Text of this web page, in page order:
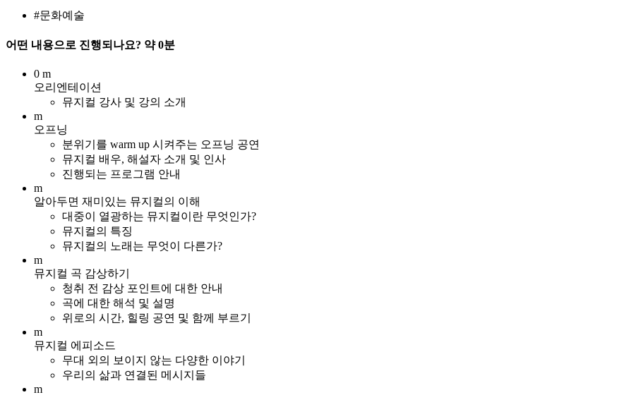
#문화예술
어떤 내용으로 진행되나요? 약 0분
0 m
오리엔테이션
뮤지컬 강사 및 강의 소개
m
오프닝
분위기를 warm up 시켜주는 오프닝 공연
뮤지컬 배우, 해설자 소개 및 인사
진행되는 프로그램 안내
m
알아두면 재미있는 뮤지컬의 이해
대중이 열광하는 뮤지컬이란 무엇인가?
뮤지컬의 특징
뮤지컬의 노래는 무엇이 다른가?
m
뮤지컬 곡 감상하기
청취 전 감상 포인트에 대한 안내
곡에 대한 해석 및 설명
위로의 시간, 힐링 공연 및 함께 부르기
m
뮤지컬 에피소드
무대 외의 보이지 않는 다양한 이야기
우리의 삶과 연결된 메시지들
m